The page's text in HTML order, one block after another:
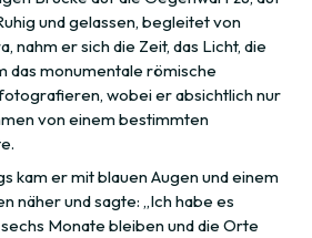
und gelassen, begleitet von
nahm er sich die Zeit, das Licht, die
das monumentale römische
wobei er absichtlich nur
von einem bestimmten
kam er mit blauen Augen und einem
näher und sagte: „Ich habe es
Monate bleiben und die Orte